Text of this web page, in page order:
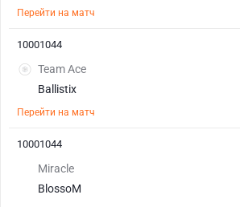
Перейти на матч
Team Ace
Ballistix
Перейти на матч
10001044
Miracle
BlossoM
10001044